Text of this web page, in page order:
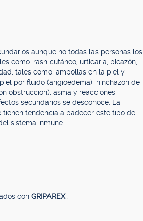
aunque no todas las personas los
como: rash cutáneo, urticaria, picazón,
tales como: ampollas en la piel y
por fluido (angioedema), hinchazón de
obstrucción), asma y reacciones
secundarios se desconoce. La
tendencia a padecer este tipo de
sistema inmune.
con GRIPAREX